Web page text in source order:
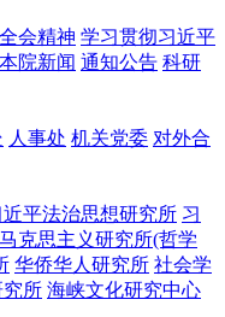
会精神 学习贯彻习近平
本院新闻 通知公告 科研
人事处 机关党委 对外合
近平法治思想研究所 习
克思主义研究所(哲学
华侨华人研究所 社会学
所 海峡文化研究中心